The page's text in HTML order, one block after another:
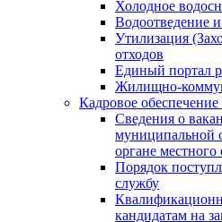
Холодное
Водоотведение
Утилизация
отходов
Единый портал
Жилищно-
Кадровое
Сведения о
муниципальной
органе
Порядок
службу
кандидатам на